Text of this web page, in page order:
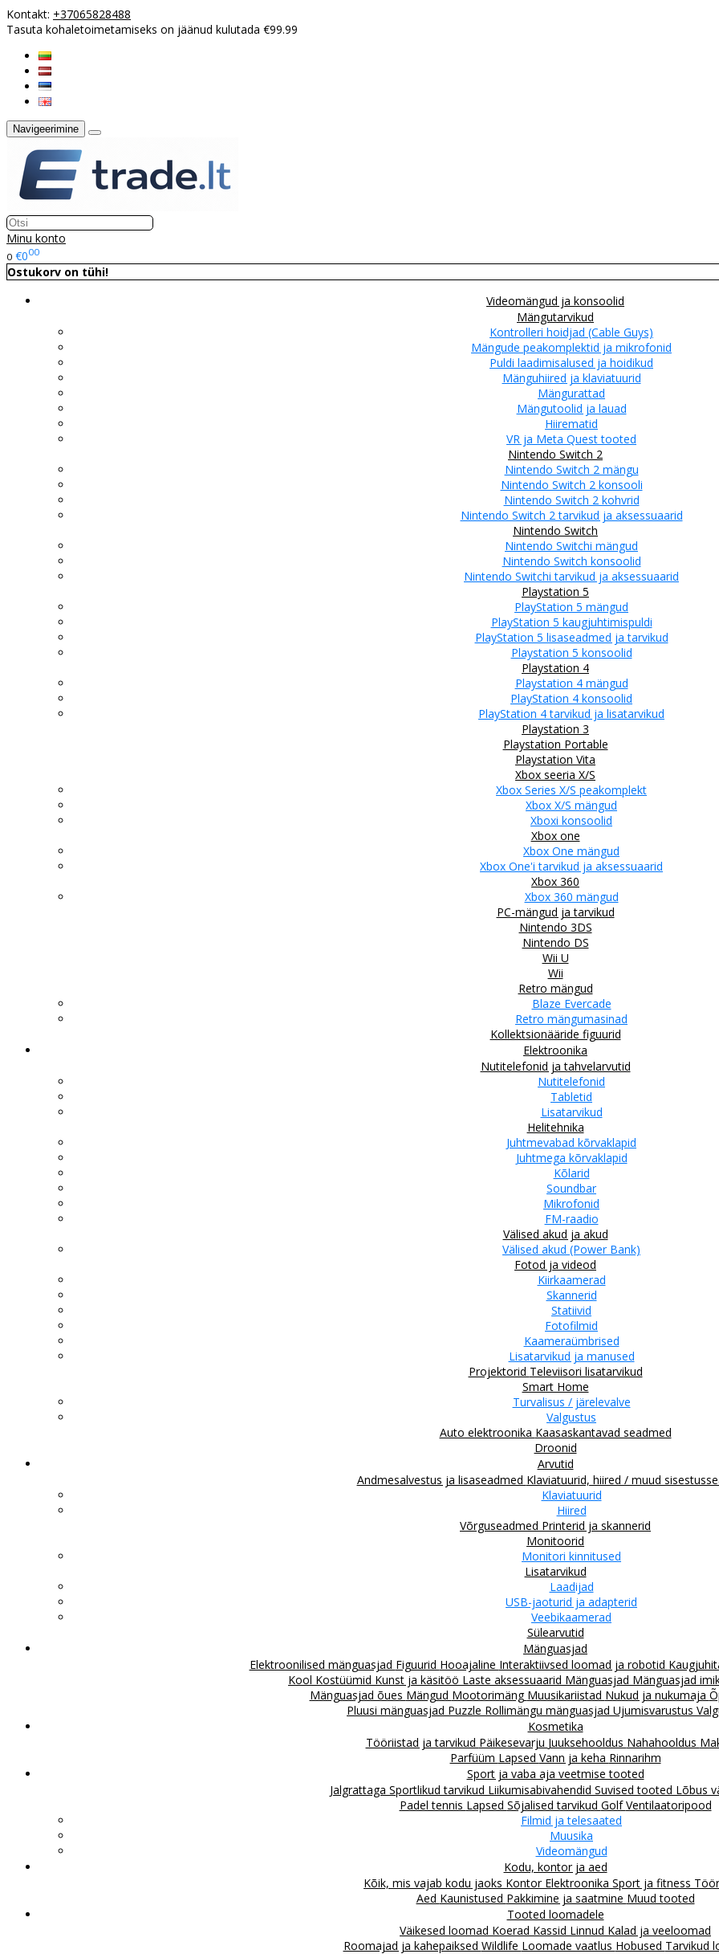
Kontakt: +37065828488
Tasuta kohaletoimetamiseks on jäänud kulutada €99.99
Navigeerimine
Minu konto
0 €000
Ostukorv on tühi!
Videomängud ja konsoolid
Mängutarvikud
Kontrolleri hoidjad (Cable Guys)
Mängude peakomplektid ja mikrofonid
Puldi laadimisalused ja hoidikud
Mänguhiired ja klaviatuurid
Mängurattad
Mängutoolid ja lauad
Hiirematid
VR ja Meta Quest tooted
Nintendo Switch 2
Nintendo Switch 2 mängu
Nintendo Switch 2 konsooli
Nintendo Switch 2 kohvrid
Nintendo Switch 2 tarvikud ja aksessuaarid
Nintendo Switch
Nintendo Switchi mängud
Nintendo Switch konsoolid
Nintendo Switchi tarvikud ja aksessuaarid
Playstation 5
PlayStation 5 mängud
PlayStation 5 kaugjuhtimispuldi
PlayStation 5 lisaseadmed ja tarvikud
Playstation 5 konsoolid
Playstation 4
Playstation 4 mängud
PlayStation 4 konsoolid
PlayStation 4 tarvikud ja lisatarvikud
Playstation 3
Playstation Portable
Playstation Vita
Xbox seeria X/S
Xbox Series X/S peakomplekt
Xbox X/S mängud
Xboxi konsoolid
Xbox one
Xbox One mängud
Xbox One'i tarvikud ja aksessuaarid
Xbox 360
Xbox 360 mängud
PC-mängud ja tarvikud
Nintendo 3DS
Nintendo DS
Wii U
Wii
Retro mängud
Blaze Evercade
Retro mängumasinad
Kollektsionääride figuurid
Elektroonika
Nutitelefonid ja tahvelarvutid
Nutitelefonid
Tabletid
Lisatarvikud
Helitehnika
Juhtmevabad kõrvaklapid
Juhtmega kõrvaklapid
Kõlarid
Soundbar
Mikrofonid
FM-raadio
Välised akud ja akud
Välised akud (Power Bank)
Fotod ja videod
Kiirkaamerad
Skannerid
Statiivid
Fotofilmid
Kaameraümbrised
Lisatarvikud ja manused
Projektorid Televiisori lisatarvikud
Smart Home
Turvalisus / järelevalve
Valgustus
Auto elektroonika Kaasaskantavad seadmed
Droonid
Arvutid
Andmesalvestus ja lisaseadmed Klaviatuurid, hiired / muud
Klaviatuurid
Hiired
Võrguseadmed Printerid ja skannerid
Monitoorid
Monitori kinnitused
Lisatarvikud
Laadijad
USB-jaoturid ja adapterid
Veebikaamerad
Sülearvutid
Mänguasjad
Elektroonilised mänguasjad Figuurid Hooajaline Interaktiivsed loomad ja robotid
Kool Kostüümid Kunst ja käsitöö Laste aksessuaarid Mänguasjad Mänguasjad
Mänguasjad õues Mängud Mootorimäng Muusikariistad Nukud ja nukumaja
Pluusi mänguasjad Puzzle Rollimängu mänguasjad Ujumisvarustus
Kosmetika
Tööriistad ja tarvikud Päikesevarju Juuksehooldus Nahahooldus
Parfüüm Lapsed Vann ja keha Rinnarihm
Sport ja vaba aja veetmise tooted
Jalgrattaga Sportlikud tarvikud Liikumisabivahendid Suvised tooted Lõbus
Padel tennis Lapsed Sõjalised tarvikud GolfVentilaatoripood
Filmid ja telesaated
Muusika
Videomängud
Kodu, kontor ja aed
Kõik, mis vajab kodu jaoks Kontor Elektroonika Sport ja fitness
Aed Kaunistused Pakkimine ja saatmine Muud tooted
Tooted loomadele
Väikesed loomad Koerad Kassid Linnud Kalad ja veeloomad
Roomajad ja kahepaiksed Wildlife Loomade vaatlus Hobused Tarvikud